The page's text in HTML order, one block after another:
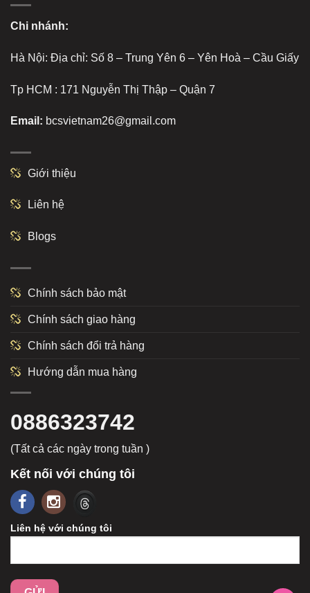
Chi nhánh:
Hà Nội: Địa chỉ: Số 8 – Trung Yên 6 – Yên Hoà – Cầu Giấy
Tp HCM : 171 Nguyễn Thị Thập – Quận 7
Email: bcsvietnam26@gmail.com
Giới thiệu
Liên hệ
Blogs
Chính sách bảo mật
Chính sách giao hàng
Chính sách đổi trả hàng
Hướng dẫn mua hàng
0886323742
(Tất cả các ngày trong tuần )
Kết nối với chúng tôi
Liên hệ với chúng tôi